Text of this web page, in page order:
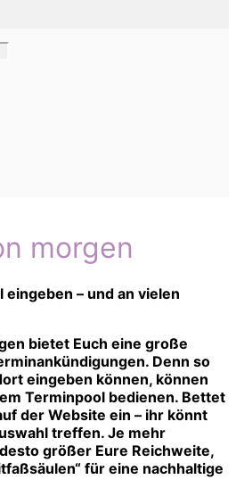
morgen
eingeben – und an vielen
bietet Euch eine große
Denn so
eingeben können, können
Terminpool bedienen. Bettet
der Website ein – ihr könnt
treffen. Je mehr
größer Eure Reichweite,
für eine nachhaltige